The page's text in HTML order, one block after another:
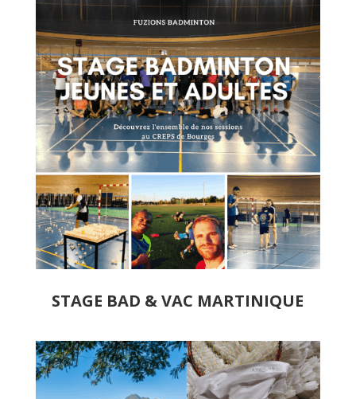
STAGE BAD & VAC MARTINIQUE